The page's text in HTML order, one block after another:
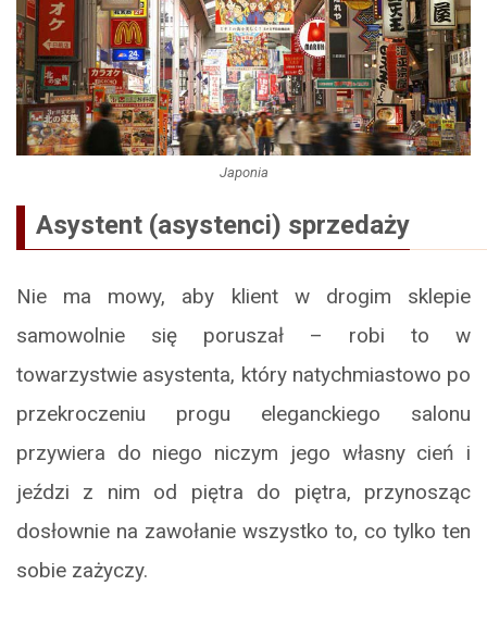
Japonia
Asystent (asystenci) sprzedaży
Nie ma mowy, aby klient w drogim sklepie
samowolnie się poruszał – robi to w
towarzystwie asystenta, który natychmiastowo po
przekroczeniu progu eleganckiego salonu
przywiera do niego niczym jego własny cień i
jeździ z nim od piętra do piętra, przynosząc
dosłownie na zawołanie wszystko to, co tylko ten
sobie zażyczy.